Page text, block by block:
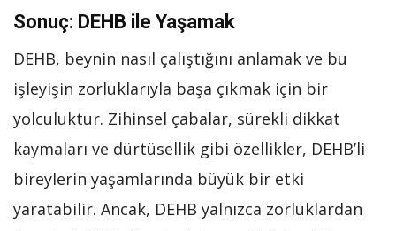
Sonuç: DEHB ile Yaşamak
DEHB, beynin nasıl çalıştığını anlamak ve bu
işleyişin zorluklarıyla başa çıkmak için bir
yolculuktur. Zihinsel çabalar, sürekli dikkat
kaymaları ve dürtüsellik gibi özellikler, DEHB’li
bireylerin yaşamlarında büyük bir etki
yaratabilir. Ancak, DEHB yalnızca zorluklardan